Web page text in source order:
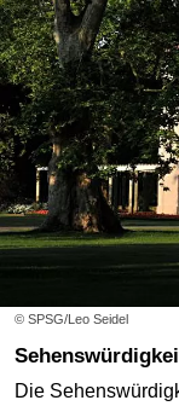
© SPSG/Leo Seidel
Die